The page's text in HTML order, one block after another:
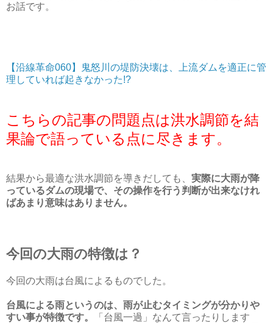
お話です。
【沿線革命060】鬼怒川の堤防決壊は、上流ダムを適正に管
理していれば起きなかった!?
こちらの記事の問題点は洪水調節を結
果論で語っている点に尽きます。
結果から最適な洪水調節を導きだしても、 実際に大雨が降
っているダムの現場で、その操作を行う判断が出来なけれ
ばあまり意味はありません。
今回の大雨の特徴は？
今回の大雨は台風によるものでした。
台風による雨というのは、雨が止むタイミングが分かりや
すい事が特徴です。
「台風一過」なんて言ったりします